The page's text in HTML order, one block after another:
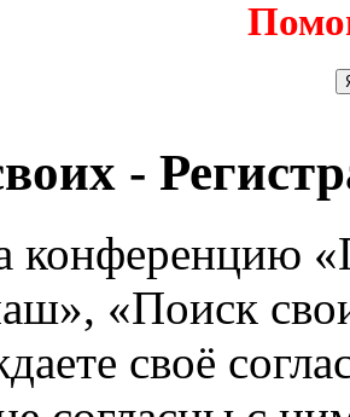
-
конференцию
«Поиск
своё